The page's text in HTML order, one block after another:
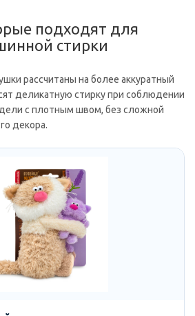
подходят для
стирки
рассчитаны на более аккуратный
деликатную стирку при соблюдении
с плотным швом, без сложной
декора.